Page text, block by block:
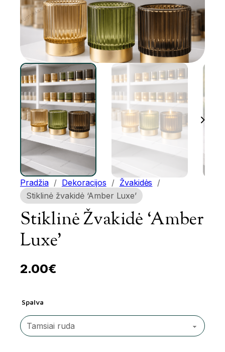
Pradžia / Dekoracijos / Žvakidės /
Stiklinė žvakidė ‘Amber Luxe’
Stiklinė Žvakidė ‘Amber
Luxe’
2.00€
Spalva